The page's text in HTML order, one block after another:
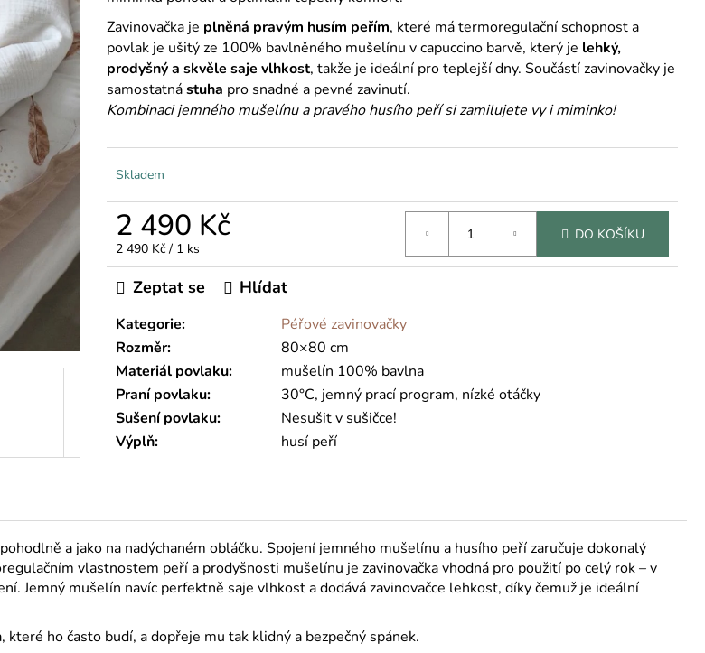
Zavinovačka je plněná pravým husím peřím, které má termoregulační schopnost a
povlak je ušitý ze 100% bavlněného mušelínu v capuccino barvě, který je lehký,
prodyšný a skvěle saje vlhkost, takže je ideální pro teplejší dny. Součástí zavinovačky je
samostatnástuha pro snadné a pevné zavinutí.
Kombinaci jemného mušelínu a pravého husího peří si zamilujete vy i miminko!
Skladem
2 490 Kč
Měrná
cena:
2 490 Kč / 1 ks
DO KOŠÍKU
Kategorie:
Péřové zavinovačky
Rozměr:
80×80 cm
Materiál povlaku:
mušelín 100% bavlna
Praní povlaku:
30°C, jemný prací program, nízké otáčky
Sušení povlaku:
Nesušit v sušičce!
Výplň: husí peří
Zeptat se Hlídat
a jako na nadýchaném obláčku. Spojení jemného mušelínu a husího peří zaručuje dokonalý
vlastnostem peří a prodyšnosti mušelínu je zavinovačka vhodná pro použití po celý rok – v
Jemný mušelín navíc perfektně saje vlhkost a dodává zavinovačce lehkost, díky čemuž je ideální
ho často budí, a dopřeje mu tak klidný a bezpečný spánek.